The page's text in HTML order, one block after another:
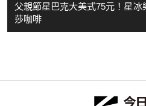
父親節星巴克大美式75元！星
莎咖啡